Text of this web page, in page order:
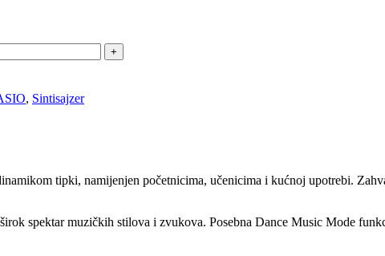
, Sintisajzer
tipki, namijenjen početnicima, učenicima i kućnoj upotrebi.
spektar muzičkih stilova i zvukova. Posebna Dance Music Mode